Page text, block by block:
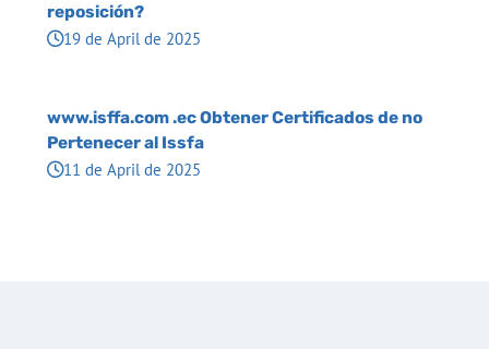
reposición?
19 de April de 2025
www.isffa.com .ec Obtener Certificados de no
Pertenecer al Issfa
11 de April de 2025